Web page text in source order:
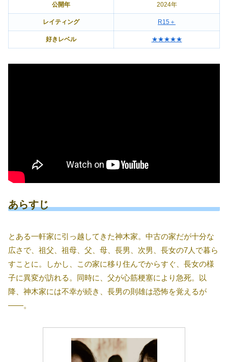
公開年 2024年
レイティング R15＋
好きレベル ★★★★★
あらすじ
とある一軒家に引っ越してきた神木家。中古の家だが十分な
広さで、祖父、祖母、父、母、長男、次男、長女の7人で暮ら
すことに。しかし、この家に移り住んでからすぐ、長女の様
子に異変が訪れる。同時に、父が心筋梗塞により急死。以
降、神木家には不幸が続き、長男の則雄は恐怖を覚えるが
――。